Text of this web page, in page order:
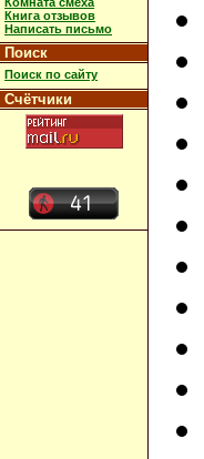
Книга отзывов
Написать письмо
Поиск
Поиск по сайту
Счётчики